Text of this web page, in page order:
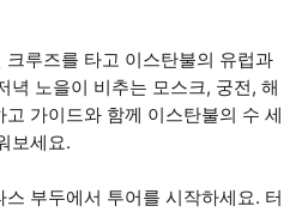
루즈를 타고 이스탄불의 유럽과
녁 노을이 비추는 모스크, 궁전, 해
가이드와 함께 이스탄불의 수 세
보세요.
부두에서 투어를 시작하세요. 터